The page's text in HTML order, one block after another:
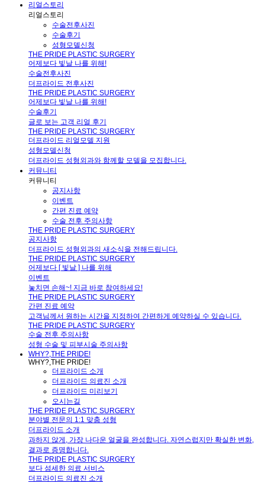
리얼스토리
리얼스토리
수술전후사진
수술후기
성형모델신청
THE PRIDE PLASTIC SURGERY
어제보다 빛날 나를 위해!
수술전후사진
더프라이드 전후사진
THE PRIDE PLASTIC SURGERY
어제보다 빛날 나를 위해!
수술후기
글로 보는 고객 리얼 후기
THE PRIDE PLASTIC SURGERY
더프라이드 리얼모델 지원
성형모델신청
더프라이드 성형외과와 함께할 모델을 모집합니다.
커뮤니티
커뮤니티
공지사항
이벤트
간편 진료 예약
수술 전후 주의사항
THE PRIDE PLASTIC SURGERY
공지사항
더프라이드 성형외과의 새소식을 전해드립니다.
THE PRIDE PLASTIC SURGERY
어제보다 [ 빛날 ] 나를 위해
이벤트
놓치면 손해~! 지금 바로 참여하세요!
THE PRIDE PLASTIC SURGERY
간편 진료 예약
고객님께서 원하는 시간을 지정하여 간편하게 예약하실 수 있습니다.
THE PRIDE PLASTIC SURGERY
수술 전후 주의사항
성형 수술 및 피부시술 주의사항
WHY?,THE PRIDE!
WHY?,THE PRIDE!
더프라이드 소개
더프라이드 의료진 소개
더프라이드 미리보기
오시는길
THE PRIDE PLASTIC SURGERY
분야별 전문의 1:1 맞춤 성형
더프라이드 소개
과하지 않게, 가장 나다운 얼굴을 완성합니다. 자연스럽지만 확실한 변화,
결과로 증명합니다.
THE PRIDE PLASTIC SURGERY
보다 섬세한 의료 서비스
더프라이드 의료진 소개